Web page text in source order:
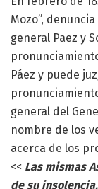
Mozo”,
general Paez y
Páez y puede
general del
nombre de los
acerca de los
<< Las mismas
de su